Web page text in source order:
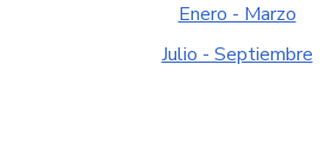
Enero - Marzo
Julio - Septiembre